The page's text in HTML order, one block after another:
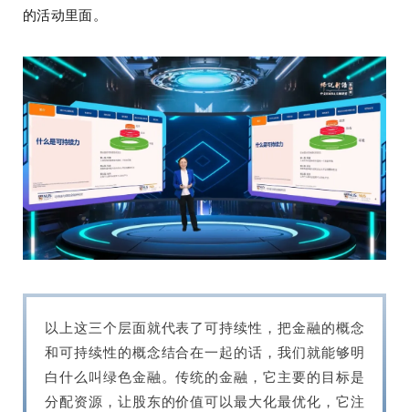
的活动里面。
以上这三个层面就代表了可持续性，把金融的概念
和可持续性的概念结合在一起的话，我们就能够明
白什么叫绿色金融。传统的金融，它主要的目标是
分配资源，让股东的价值可以最大化最优化，它注